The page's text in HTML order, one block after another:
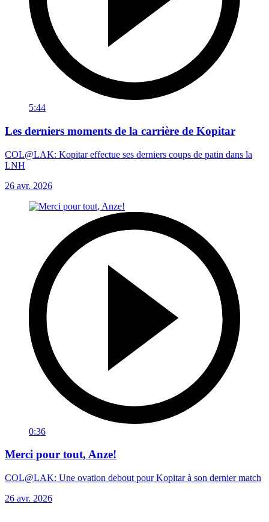
5:44
Les derniers moments de la carrière de Kopitar
COL@LAK: Kopitar effectue ses derniers coups de patin dans la
LNH
26 avr. 2026
0:36
Merci pour tout, Anze!
COL@LAK: Une ovation debout pour Kopitar à son dernier match
26 avr. 2026